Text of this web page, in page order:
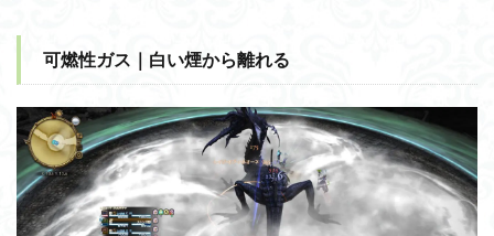
可燃性ガス｜白い煙から離れる